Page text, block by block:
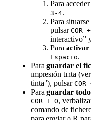
Para acceder
3-4.
Para situarse
pulsar COR
interactivo”
Para activar
Espacio.
Para guardar el
impresión tinta
tinta”), pulsar COR
Para guardar
COR + O,
comando de